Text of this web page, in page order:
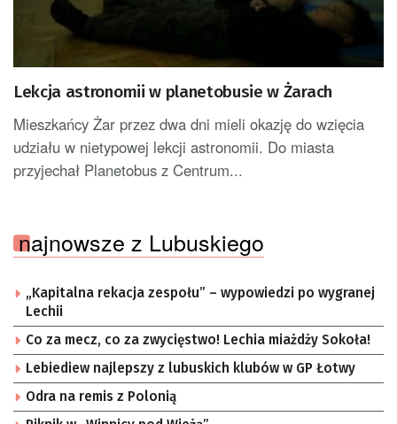
Lekcja astronomii w planetobusie w Żarach
Mieszkańcy Żar przez dwa dni mieli okazję do wzięcia
udziału w nietypowej lekcji astronomii. Do miasta
przyjechał Planetobus z Centrum...
najnowsze z Lubuskiego
„Kapitalna rekacja zespołu” – wypowiedzi po wygranej
Lechii
Co za mecz, co za zwycięstwo! Lechia miażdży Sokoła!
Lebiediew najlepszy z lubuskich klubów w GP Łotwy
Odra na remis z Polonią